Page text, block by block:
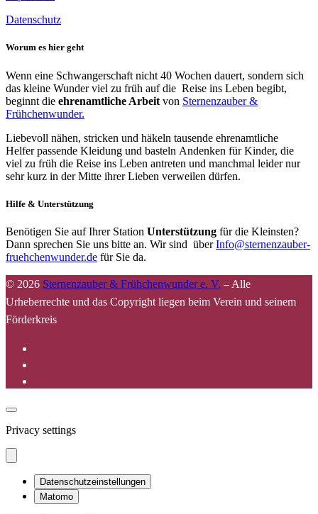
Datenschutz
Worum es hier geht
Wenn eine Schwangerschaft nicht 40 Wochen dauert, sondern sich
das kleine Wunder viel zu früh auf die Reise ins Leben begibt,
beginnt die ehrenamtliche Arbeit von Sternenzauber &
Frühchenwunder.
Liebevoll nähen, stricken und häkeln tausende ehrenamtliche
Helfer passende Kleidung und basteln Andenken für Kinder, die
viel zu früh die Reise ins Leben antreten und manchmal leider nur
sehr kurz in der Mitte ihrer Lieben verweilen dürfen.
Hilfe & Unterstützung
Benötigen Sie auf Ihrer Station Unterstützung für die Kleinsten?
Dann sprechen Sie uns bitte an. Wir sind überInfo@sternenzauber-
fruehchenwunder.de für Sie da.
© 2026 Sternenzauber & Frühchenwunder e. V. – Alle
Urheberrechte und das Copyright liegen beim Verein und seinem
Förderkreis
Privacy settings
Datenschutzeinstellungen
Matomo